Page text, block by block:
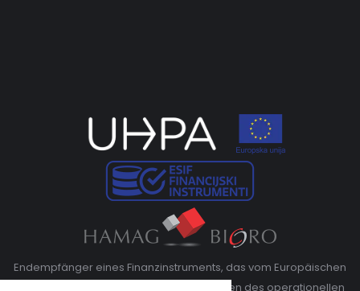
Endempfänger eines Finanzinstruments, das vom Europäischen
Fonds für regionale Entwicklung im Rahmen des operationellen